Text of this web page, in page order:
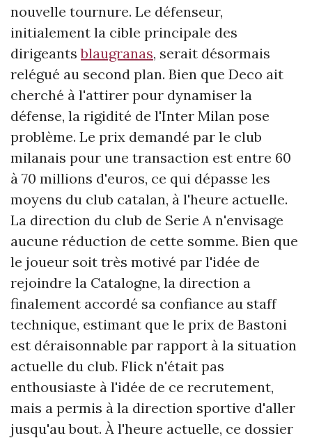
nouvelle tournure. Le défenseur,
initialement la cible principale des
dirigeantsblaugranas, serait désormais
relégué au second plan. Bien que Deco ait
cherché à l'attirer pour dynamiser la
défense, la rigidité de l'Inter Milan pose
problème. Le prix demandé par le club
milanais pour une transaction est entre 60
à 70 millions d'euros, ce qui dépasse les
moyens du club catalan, à l'heure actuelle.
La direction du club de Serie A n'envisage
aucune réduction de cette somme. Bien que
le joueur soit très motivé par l'idée de
rejoindre la Catalogne, la direction a
finalement accordé sa confiance au staff
technique, estimant que le prix de Bastoni
est déraisonnable par rapport à la situation
actuelle du club. Flick n'était pas
enthousiaste à l'idée de ce recrutement,
mais a permis à la direction sportive d'aller
jusqu'au bout. À l'heure actuelle, ce dossier